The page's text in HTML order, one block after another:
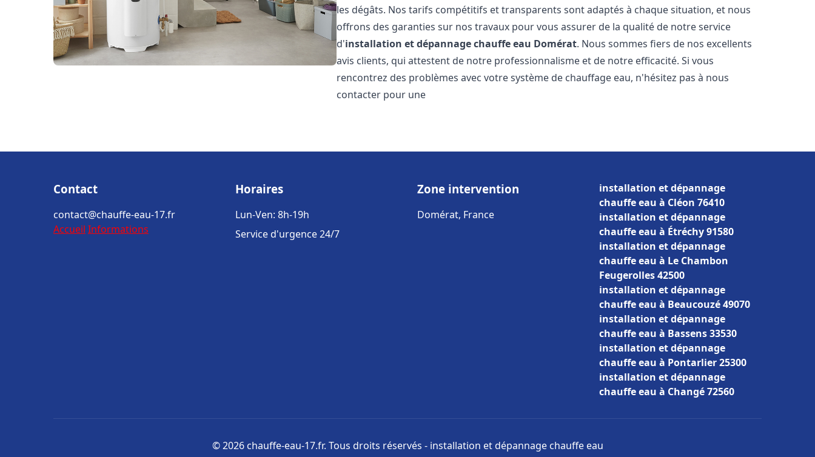
les dégâts. Nos tarifs compétitifs et transparents sont adaptés à chaque situation, et nous
offrons des garanties sur nos travaux pour vous assurer de la qualité de notre service
d'installation et dépannage chauffe eau Domérat. Nous sommes fiers de nos excellents
avis clients, qui attestent de notre professionnalisme et de notre efficacité. Si vous
rencontrez des problèmes avec votre système de chauffage eau, n'hésitez pas à nous
contacter pour une
Contact
contact@chauffe-eau-17.fr
Accueil Informations
Horaires
Lun-Ven: 8h-19h
Service d'urgence 24/7
Zone intervention
Domérat, France
installation et dépannage
chauffe eau à Cléon 76410
installation et dépannage
chauffe eau à Étréchy 91580
installation et dépannage
chauffe eau à Le Chambon
Feugerolles 42500
installation et dépannage
chauffe eau à Beaucouzé 49070
installation et dépannage
chauffe eau à Bassens 33530
installation et dépannage
chauffe eau à Pontarlier 25300
installation et dépannage
chauffe eau à Changé 72560
© 2026 chauffe-eau-17.fr. Tous droits réservés - installation et dépannage chauffe eau